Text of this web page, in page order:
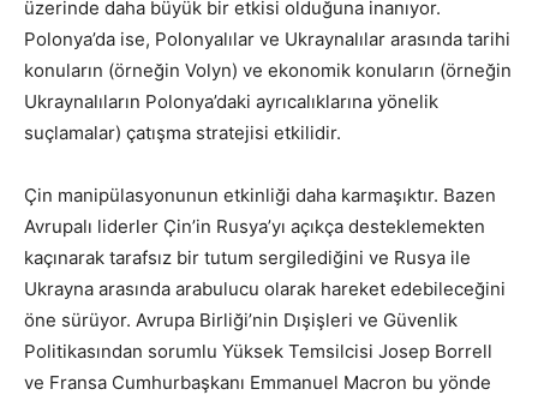
üzerinde daha büyük bir etkisi olduğuna inanıyor.
Polonya’da ise, Polonyalılar ve Ukraynalılar arasında tarihi
konuların (örneğin Volyn) ve ekonomik konuların (örneğin
Ukraynalıların Polonya’daki ayrıcalıklarına yönelik
suçlamalar) çatışma stratejisi etkilidir.
Çin manipülasyonunun etkinliği daha karmaşıktır. Bazen
Avrupalı liderler Çin’in Rusya’yı açıkça desteklemekten
kaçınarak tarafsız bir tutum sergilediğini ve Rusya ile
Ukrayna arasında arabulucu olarak hareket edebileceğini
öne sürüyor. Avrupa Birliği’nin Dışişleri ve Güvenlik
Politikasından sorumlu Yüksek Temsilcisi Josep Borrell
ve Fransa Cumhurbaşkanı Emmanuel Macron bu yönde